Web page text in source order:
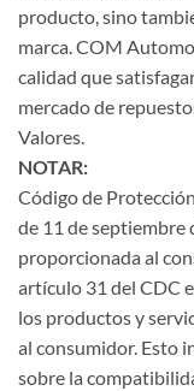
producto, sino
marca. COM
calidad que
mercado de
Valores.
NOTAR:
Código de
de 11 de septiembre
proporcionada al
artículo 31 del CDC
los productos y
al consumidor. Esto
sobre la